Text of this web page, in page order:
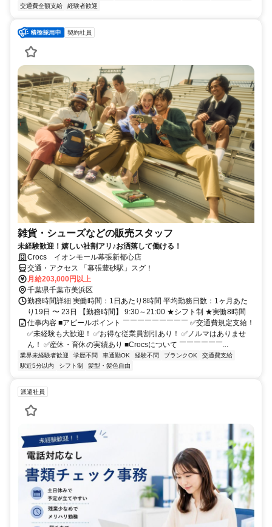
交通費全額支給
経験者歓迎
契約社員
雑貨・シューズなどの販売スタッフ
未経験歓迎！嬉しい社割アリ♪お洒落して働ける！
Crocs イオンモール幕張新都心店
交通・アクセス 「幕張豊砂駅」スグ！
月給203,000円以上
千葉県千葉市美浜区
勤務時間詳細 実働時間：1日あたり8時間 平均勤務日数：1ヶ月あた
り19日 〜 23日 【勤務時間】 9:30～21:00 ★シフト制 ★実働8時間
仕事内容 ■アピールポイント ￣￣￣￣￣￣￣￣￣ ✅交通費規定支給！
✅未経験も大歓迎！ ✅お得な従業員割引あり！ ✅ノルマはありませ
ん！ ✅産休・育休の実績あり ■Crocsについて ￣￣￣￣￣￣...
業界未経験者歓迎 学歴不問 車通勤OK 経験不問 ブランクOK
交通費支給
駅近5分以内
シフト制 髪型・髪色自由
派遣社員